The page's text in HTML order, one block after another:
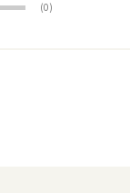
(0)